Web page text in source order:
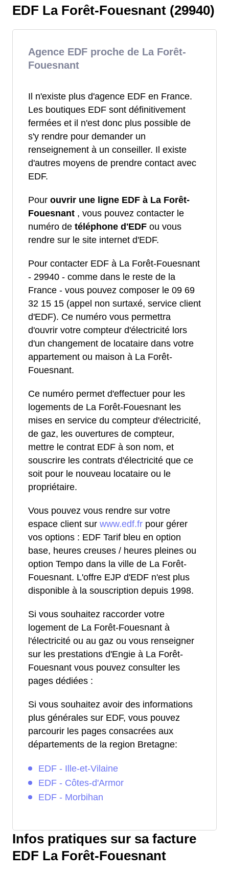
EDF La Forêt-Fouesnant (29940)
Agence EDF proche de La Forêt-
Fouesnant
Il n'existe plus d'agence EDF en France.
Les boutiques EDF sont définitivement
fermées et il n'est donc plus possible de
s'y rendre pour demander un
renseignement à un conseiller. Il existe
d'autres moyens de prendre contact avec
EDF.
Pour ouvrir une ligne EDF à La Forêt-
Fouesnant , vous pouvez contacter le
numéro de téléphone d'EDF ou vous
rendre sur le site internet d'EDF.
Pour contacter EDF à La Forêt-Fouesnant
- 29940 - comme dans le reste de la
France - vous pouvez composer le 09 69
32 15 15 (appel non surtaxé, service client
d'EDF). Ce numéro vous permettra
d'ouvrir votre compteur d'électricité lors
d'un changement de locataire dans votre
appartement ou maison à La Forêt-
Fouesnant.
Ce numéro permet d'effectuer pour les
logements de La Forêt-Fouesnant les
mises en service du compteur d'électricité,
de gaz, les ouvertures de compteur,
mettre le contrat EDF à son nom, et
souscrire les contrats d'électricité que ce
soit pour le nouveau locataire ou le
propriétaire.
Vous pouvez vous rendre sur votre
espace client sur www.edf.fr pour gérer
vos options : EDF Tarif bleu en option
base, heures creuses / heures pleines ou
option Tempo dans la ville de La Forêt-
Fouesnant. L'offre EJP d'EDF n'est plus
disponible à la souscription depuis 1998.
Si vous souhaitez raccorder votre
logement de La Forêt-Fouesnant à
l'électricité ou au gaz ou vous renseigner
sur les prestations d'Engie à La Forêt-
Fouesnant vous pouvez consulter les
pages dédiées :
Si vous souhaitez avoir des informations
plus générales sur EDF, vous pouvez
parcourir les pages consacrées aux
départements de la region Bretagne:
EDF - Ille-et-Vilaine
EDF - Côtes-d'Armor
EDF - Morbihan
Infos pratiques sur sa facture
EDF La Forêt-Fouesnant